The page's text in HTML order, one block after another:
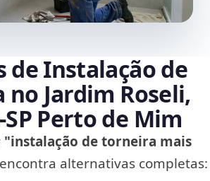
de Instalação de
no Jardim Roseli,
Perto de Mim
"instalação de torneira mais
alternativas completas: